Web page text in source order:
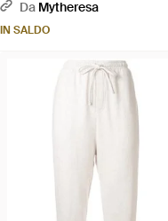
Blu Da Mytheresa
IN SALDO